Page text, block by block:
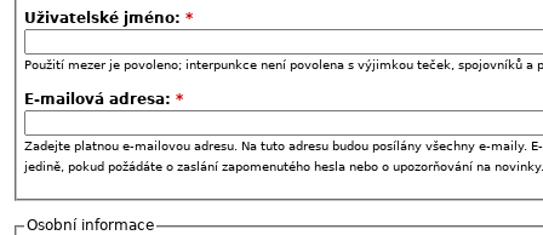
Uživatelské jméno: *
Použití mezer je povoleno; interpunkce není povolena s výjimkou teček, spojovníků a
E-mailová adresa: *
Zadejte platnou e-mailovou adresu. Na tuto adresu budou posílány všechny e-maily.
jedině, pokud požádáte o zaslání zapomenutého hesla nebo o upozorňování na novinky.
Osobní informace